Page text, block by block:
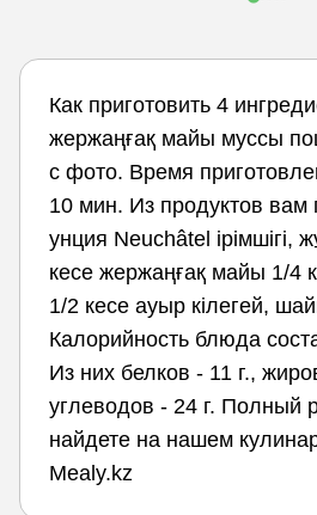
Как приготовить 4
жержаңғақ майы муссы
с фото. Время
10 мин. Из продуктов вам
унция Neuchâtel ірімшігі,
кесе жержаңғақ майы 1/4
1/2 кесе ауыр кілегей,
Калорийность блюда
Из них белков - 11 г.,
углеводов - 24 г. Полный
найдете на нашем
Mealy.kz